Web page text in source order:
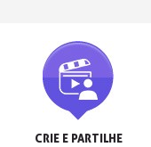
CRIE E PARTILHE